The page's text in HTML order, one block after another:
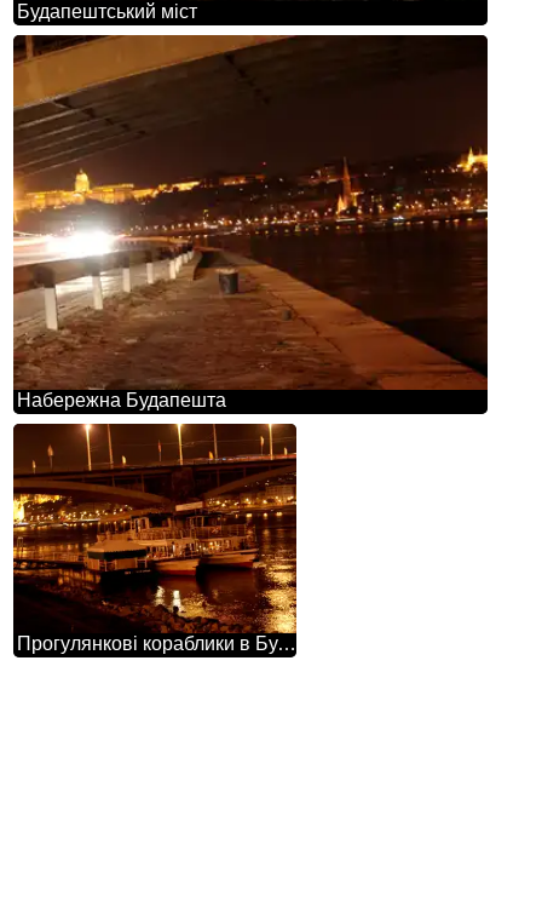
Будапештський міст
Набережна Будапешта
Прогулянкові кораблики в Будапешті